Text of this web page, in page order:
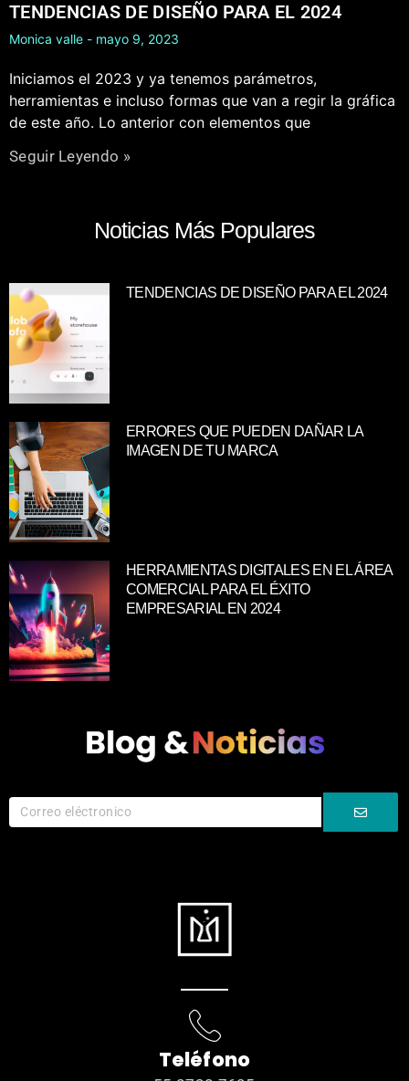
TENDENCIAS DE DISEÑO PARA EL 2024
Monica valle mayo 9, 2023
Iniciamos el 2023 y ya tenemos parámetros,
herramientas e incluso formas que van a regir la gráfica
de este año. Lo anterior con elementos que
Seguir Leyendo »
Noticias Más Populares
TENDENCIAS DE DISEÑO PARA EL 2024
ERRORES QUE PUEDEN DAÑAR LA
IMAGEN DE TU MARCA
HERRAMIENTAS DIGITALES EN EL ÁREA
COMERCIAL PARA EL ÉXITO
EMPRESARIAL EN 2024
Teléfono